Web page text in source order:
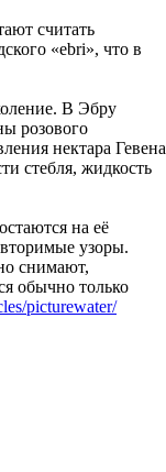
считать
«ebri», что в
В Эбру
розового
нектара Гевена
стебля, жидкость
на её
узоры.
снимают,
обычно только
picturewater/